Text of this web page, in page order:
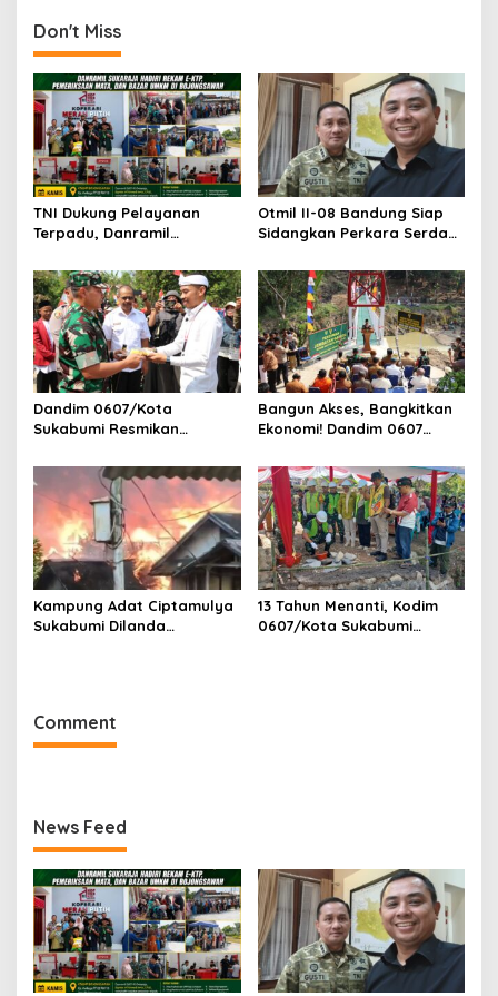
Don't Miss
TNI Dukung Pelayanan
Terpadu, Danramil
KTP, Pemeriksaan Mata,
dan Bazar UMKM
Otmil II-08 Bandung Siap
Sidangkan Perkara Serda
Korem Sunan Gunung Jati
Cirebon
Dandim 0607/Kota
Sukabumi Resmikan
Sukaresmi
Bangun Akses, Bangkitkan
Ekonomi! Dandim 0607
Garuda Cipanas Tahap V
Kampung Adat Ciptamulya
Sukabumi Dilanda
13 Tahun Menanti, Kodim
0607/Kota Sukabumi
Comment
News Feed